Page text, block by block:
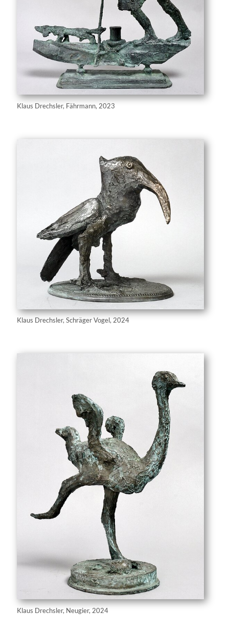
Klaus Drechsler, Fährmann, 2023
Klaus Drechsler, Schräger Vogel, 2024
Klaus Drechsler, Neugier, 2024